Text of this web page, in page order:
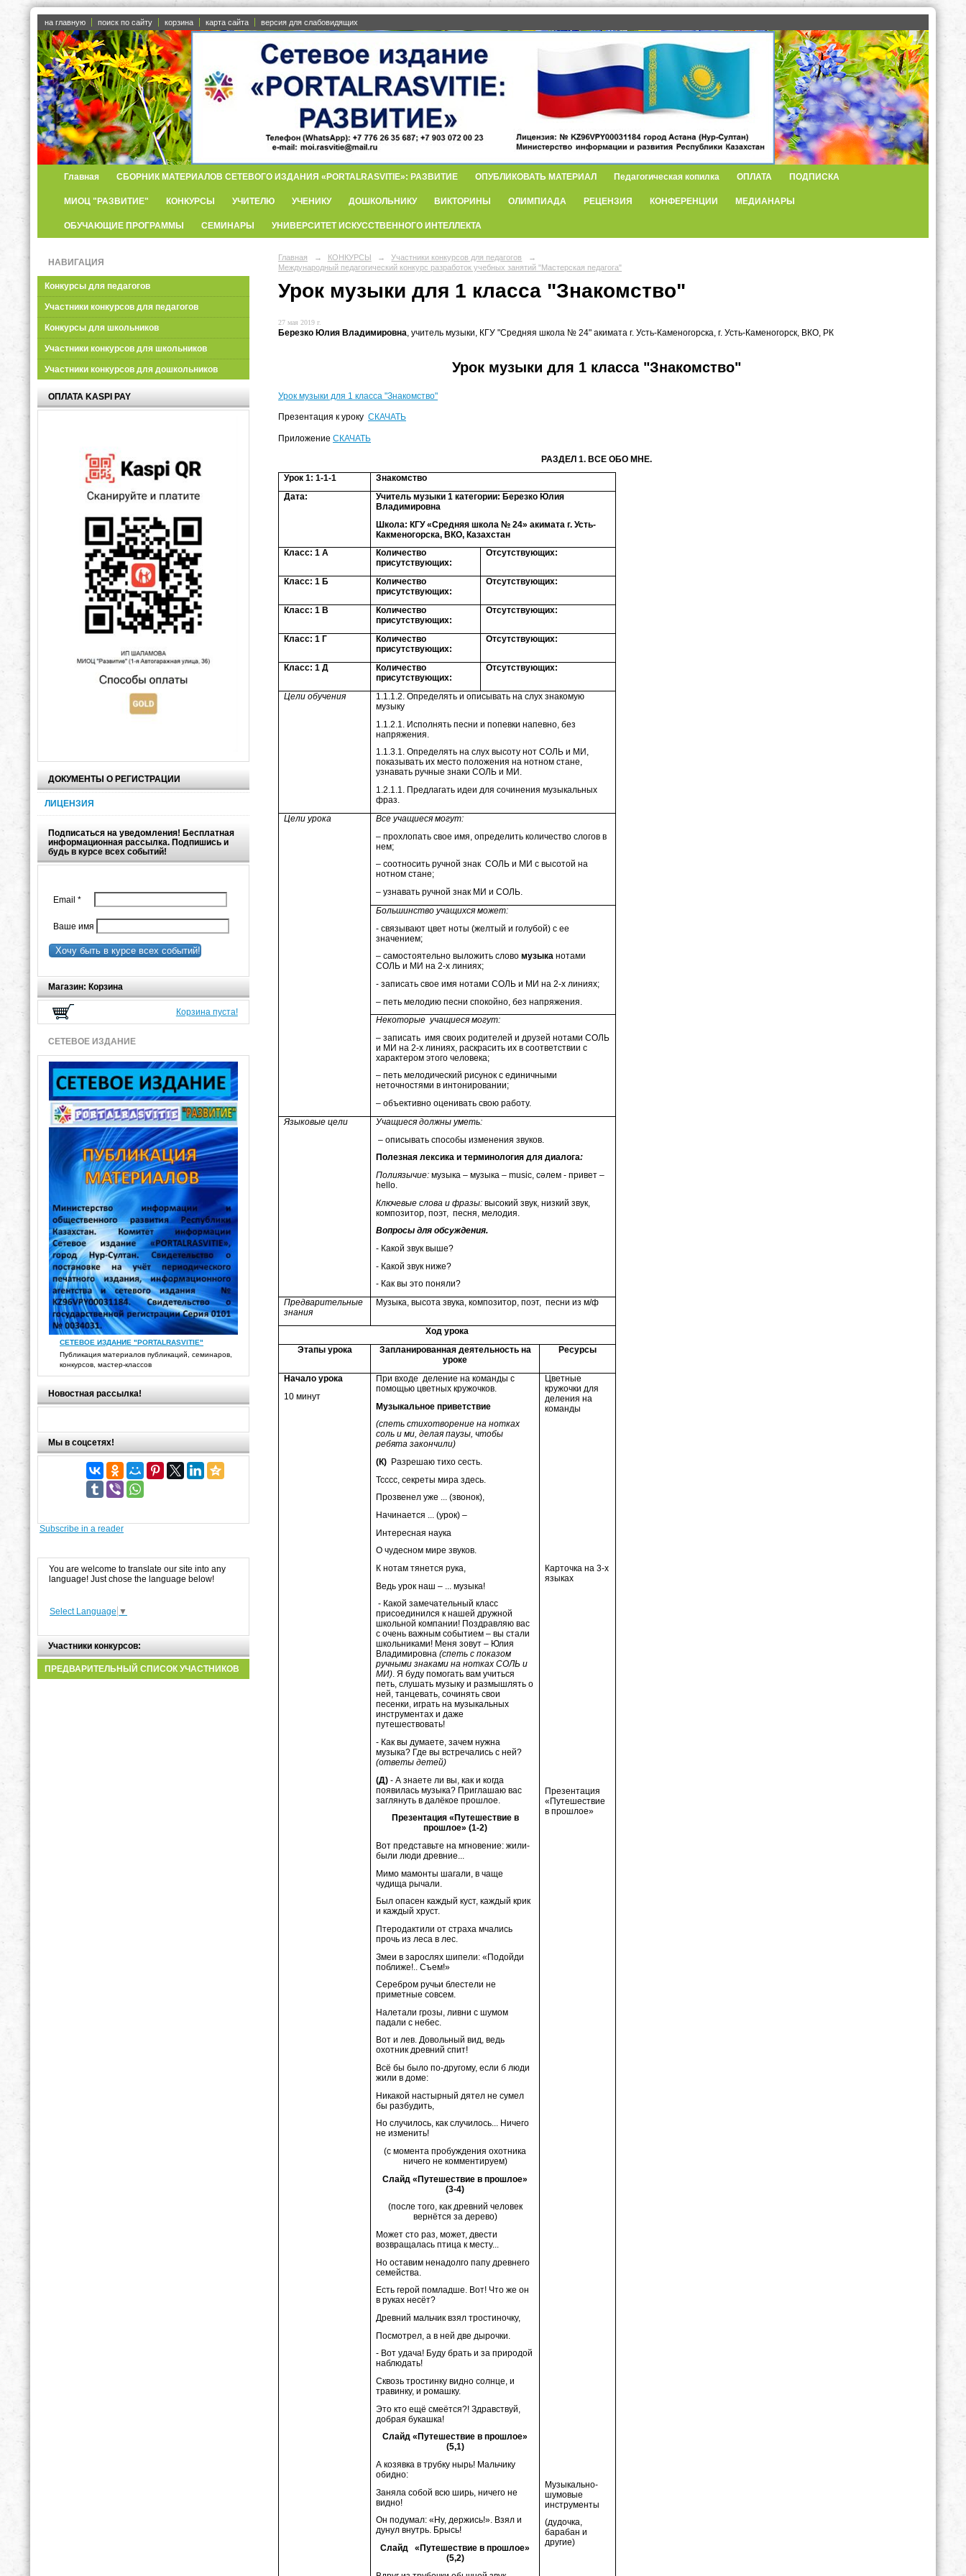
на главную поиск по сайту корзина карта сайта версия для слабовидящих
Главная СБОРНИК МАТЕРИАЛОВ СЕТЕВОГО ИЗДАНИЯ «PORTALRASVITIE»: РАЗВИТИЕ ОПУБЛИКОВАТЬ МАТЕРИАЛ Педагогическая копилка ОПЛАТА ПОДПИСКА
МИОЦ "РАЗВИТИЕ" КОНКУРСЫ УЧИТЕЛЮ УЧЕНИКУ ДОШКОЛЬНИКУ ВИКТОРИНЫ ОЛИМПИАДА РЕЦЕНЗИЯ КОНФЕРЕНЦИИ МЕДИАНАРЫ
ОБУЧАЮЩИЕ ПРОГРАММЫ СЕМИНАРЫ УНИВЕРСИТЕТ ИСКУССТВЕННОГО ИНТЕЛЛЕКТА
НАВИГАЦИЯ
Конкурсы для педагогов
Участники конкурсов для педагогов
Конкурсы для школьников
Участники конкурсов для школьников
Участники конкурсов для дошкольников
ОПЛАТА KASPI PAY
ДОКУМЕНТЫ О РЕГИСТРАЦИИ
ЛИЦЕНЗИЯ
Подписаться на уведомления! Бесплатная
информационная рассылка. Подпишись и
будь в курсе всех событий!
Email *
Ваше имя
Хочу быть в курсе всех событий!
Магазин: Корзина
Корзина пуста!
СЕТЕВОЕ ИЗДАНИЕ
СЕТЕВОЕ ИЗДАНИЕ "PORTALRASVITIE"
Публикация материалов публикаций, семинаров,
конкурсов, мастер-классов
Новостная рассылка!
Мы в соцсетях!
Subscribe in a reader
You are welcome to translate our site into any
language! Just chose the language below!
Select Language ▼
Участники конкурсов:
ПРЕДВАРИТЕЛЬНЫЙ СПИСОК УЧАСТНИКОВ
Главная → КОНКУРСЫ → Участники конкурсов для педагогов
→
Международный педагогический конкурс разработок учебных занятий "Мастерская педагога"
Урок музыки для 1 класса "Знакомство"
27 мая 2019 г.
Березко Юлия Владимировна , учитель музыки, КГУ "Средняя школа № 24" акимата г. Усть-Каменогорска, г. Усть-Каменогорск, ВКО, РК
Урок музыки для 1 класса "Знакомство"
Урок музыки для 1 класса "Знакомство"
Презентация к уроку СКАЧАТЬ
Приложение СКАЧАТЬ
РАЗДЕЛ 1. ВСЕ ОБО МНЕ.
Урок 1: 1-1-1
Знакомство
Дата:
Учитель музыки 1 категории: Березко Юлия
Владимировна
Школа: КГУ «Средняя школа № 24» акимата г. Усть-
Какменогорска, ВКО, Казахстан
Класс: 1 А
Количество
присутствующих:
Отсутствующих:
Класс: 1 Б
Количество
присутствующих:
Отсутствующих:
Класс: 1 В
Количество
присутствующих:
Отсутствующих:
Класс: 1 Г
Количество
присутствующих:
Отсутствующих:
Класс: 1 Д
Количество
присутствующих:
Отсутствующих:
Цели обучения
1.1.1.2. Определять и описывать на слух знакомую
музыку
1.1.2.1. Исполнять песни и попевки напевно, без
напряжения.
1.1.3.1. Определять на слух высоту нот СОЛЬ и МИ,
показывать их место положения на нотном стане,
узнавать ручные знаки СОЛЬ и МИ.
1.2.1.1. Предлагать идеи для сочинения музыкальных
фраз.
Цели урока
Все учащиеся могут:
– прохлопать свое имя, определить количество слогов в
нем;
– соотносить ручной знак СОЛЬ и МИ с высотой на
нотном стане;
– узнавать ручной знак МИ и СОЛЬ.
Большинство учащихся может:
- связывают цвет ноты (желтый и голубой) с ее
значением;
– самостоятельно выложить словомузыка нотами
СОЛЬ и МИ на 2-х линиях;
- записать свое имя нотами СОЛЬ и МИ на 2-х линиях;
– петь мелодию песни спокойно, без напряжения.
Некоторые учащиеся могут:
– записать имя своих родителей и друзей нотами СОЛЬ
и МИ на 2-х линиях, раскрасить их в соответствии с
характером этого человека;
– петь мелодический рисунок с единичными
неточностями в интонировании;
– объективно оценивать свою работу.
Языковые цели
Учащиеся должны уметь:
– описывать способы изменения звуков.
Полезная лексика и терминология для диалога:
Полиязычие:музыка – музыка – music, сәлем - привет –
hello.
Ключевые слова и фразы:высокий звук, низкий звук,
композитор, поэт, песня, мелодия.
Вопросы для обсуждения.
- Какой звук выше?
- Какой звук ниже?
- Как вы это поняли?
Предварительные
знания
Музыка, высота звука, композитор, поэт, песни из м/ф
Ход урока
Этапы урока
Запланированная деятельность на
уроке
Ресурсы
Начало урока
10 минут
При входе деление на команды с
помощью цветных кружочков.
Музыкальное приветствие
(спеть стихотворение на нотках
соль и ми, делая паузы, чтобы
ребята закончили)
(К) Разрешаю тихо сесть.
Тсссс, секреты мира здесь.
Прозвенел уже ... (звонок),
Начинается ... (урок) –
Интересная наука
О чудесном мире звуков.
К нотам тянется рука,
Ведь урок наш – ... музыка!
- Какой замечательный класс
присоединился к нашей дружной
школьной компании! Поздравляю вас
с очень важным событием – вы стали
школьниками! Меня зовут – Юлия
Владимировна(спеть с показом
ручными знаками на нотках СОЛЬ и
МИ). Я буду помогать вам учиться
петь, слушать музыку и размышлять о
ней, танцевать, сочинять свои
песенки, играть на музыкальных
инструментах и даже
путешествовать!
- Как вы думаете, зачем нужна
музыка? Где вы встречались с ней?
(ответы детей)
(Д)- А знаете ли вы, как и когда
появилась музыка? Приглашаю вас
заглянуть в далёкое прошлое.
Презентация «Путешествие в
прошлое» (1-2)
Вот представьте на мгновение: жили-
были люди древние...
Мимо мамонты шагали, в чаще
чудища рычали.
Был опасен каждый куст, каждый крик
и каждый хруст.
Птеродактили от страха мчались
прочь из леса в лес.
Змеи в зарослях шипели: «Подойди
поближе!.. Съем!»
Серебром ручьи блестели не
приметные совсем.
Налетали грозы, ливни с шумом
падали с небес.
Вот и лев. Довольный вид, ведь
охотник древний спит!
Всё бы было по-другому, если б люди
жили в доме:
Никакой настырный дятел не сумел
бы разбудить,
Но случилось, как случилось... Ничего
не изменить!
(с момента пробуждения охотника
ничего не комментируем)
Слайд «Путешествие в прошлое»
(3-4)
(после того, как древний человек
вернётся за дерево)
Может сто раз, может, двести
возвращалась птица к месту...
Но оставим ненадолго папу древнего
семейства.
Есть герой помладше. Вот! Что же он
в руках несёт?
Древний мальчик взял тростиночку,
Посмотрел, а в ней две дырочки.
- Вот удача! Буду брать и за природой
наблюдать!
Сквозь тростинку видно солнце, и
травинку, и ромашку.
Это кто ещё смеётся?! Здравствуй,
добрая букашка!
Слайд «Путешествие в прошлое»
(5,1)
А козявка в трубку нырь! Мальчику
обидно:
Заняла собой всю ширь, ничего не
видно!
Он подумал: «Ну, держись!». Взял и
дунул внутрь. Брысь!
Слайд «Путешествие в прошлое»
(5,2)
Цветные
кружочки для
деления на
команды
Карточка на 3-х
языках
Презентация
«Путешествие
в прошлое»
Музыкально-
шумовые
инструменты
(дудочка,
барабан и
другие)